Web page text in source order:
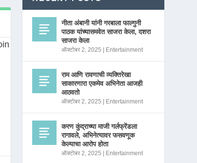
नीता अंबानी यांनी गरबाला फाल्गुनी
पाठक यांच्यासमवेत साजरा केला, दशरा
साजरा केला
ऑक्टोबर 2, 2025 Entertainment
राम आणि रावणाची व्यक्तिरेखा
साकारणारा एकमेव अभिनेता आजही
आठवतो
ऑक्टोबर 2, 2025 Entertainment
करण कुंद्राच्या माजी गर्लफ्रेंडला
रागावले, अभिनेत्यावर फसवणूक
केल्याचा आरोप होता
ऑक्टोबर 2, 2025 Entertainment